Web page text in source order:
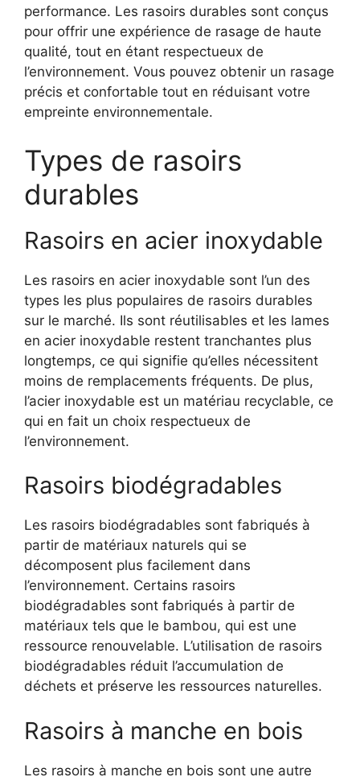
performance. Les rasoirs durables sont conçus
pour offrir une expérience de rasage de haute
qualité, tout en étant respectueux de
l’environnement. Vous pouvez obtenir un rasage
précis et confortable tout en réduisant votre
empreinte environnementale.
Types de rasoirs
durables
Rasoirs en acier inoxydable
Les rasoirs en acier inoxydable sont l’un des
types les plus populaires de rasoirs durables
sur le marché. Ils sont réutilisables et les lames
en acier inoxydable restent tranchantes plus
longtemps, ce qui signifie qu’elles nécessitent
moins de remplacements fréquents. De plus,
l’acier inoxydable est un matériau recyclable, ce
qui en fait un choix respectueux de
l’environnement.
Rasoirs biodégradables
Les rasoirs biodégradables sont fabriqués à
partir de matériaux naturels qui se
décomposent plus facilement dans
l’environnement. Certains rasoirs
biodégradables sont fabriqués à partir de
matériaux tels que le bambou, qui est une
ressource renouvelable. L’utilisation de rasoirs
biodégradables réduit l’accumulation de
déchets et préserve les ressources naturelles.
Rasoirs à manche en bois
Les rasoirs à manche en bois sont une autre